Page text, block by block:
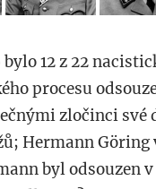
bylo 12 z 22
procesu
zločinci své
Hermann Göring
byl odsouzen